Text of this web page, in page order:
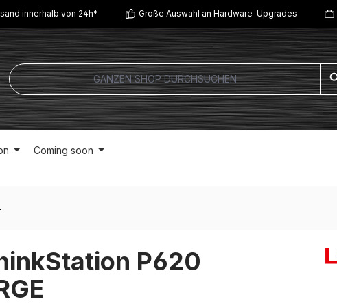
innerhalb von 24h* Große Auswahl an Hardware-Upgrades
Coming soon
P620